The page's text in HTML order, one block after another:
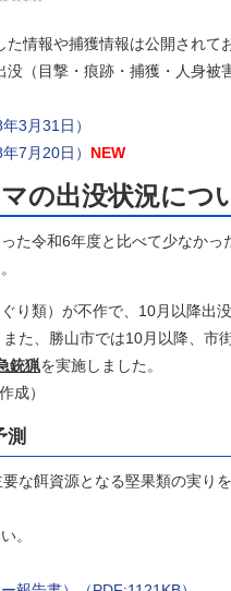
情報や捕獲情報は公開されて
（目撃・痕跡・捕獲・人身被
年3月31日）
年7月20日） NEW
の出没状況につ
た令和6年度と比べて少なかっ
り類）が不作で、10月以降出
た、勝山市では10月以降、市
銃猟を実施しました。
成）
測
な餌資源となる堅果類の実り
。